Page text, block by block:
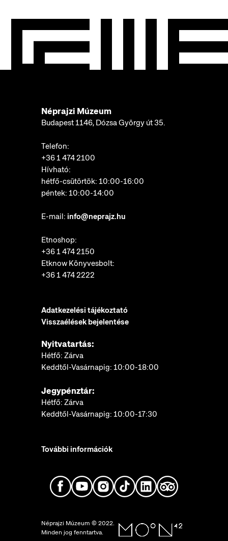
Néprajzi Múzeum
Budapest 1146, Dózsa György út 35.
Telefon:
+36 1 474 2100
Hívható:
hétfő-csütörtök: 10:00-16:00
péntek: 10:00-14:00
E-mail: info@neprajz.hu
Etnoshop:
+36 1 474 2150
Etknow Könyvesbolt:
+36 1 474 2222
Adatkezelési tájékoztató
Visszaélések bejelentése
Nyitvatartás:
Hétfő: Zárva
Keddtől-Vasárnapig: 10:00-18:00
Jegypénztár:
Hétfő: Zárva
Keddtől-Vasárnapig: 10:00-17:30
További információk
Néprajzi Múzeum © 2022.
Minden jog fenntartva.